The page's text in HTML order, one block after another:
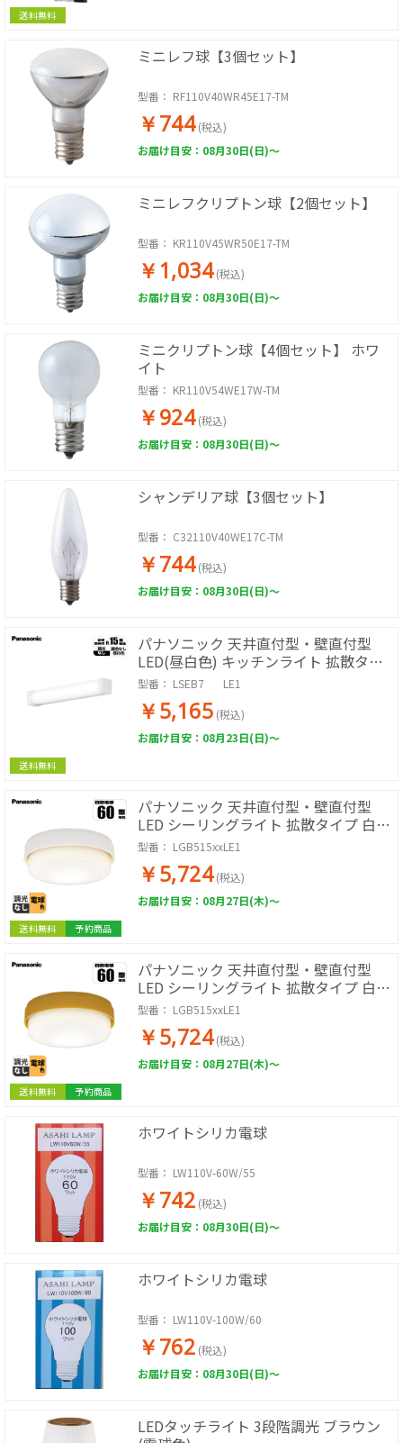
送料無料
ミニレフ球【3個セット】
型番： RF110V40WR45E17-TM
￥744 (税込)
お届け目安：08月30日(日)～
ミニレフクリプトン球【2個セット】
型番： KR110V45WR50E17-TM
￥1,034 (税込)
お届け目安：08月30日(日)～
ミニクリプトン球【4個セット】 ホワ
イト
型番： KR110V54WE17W-TM
￥924 (税込)
お届け目安：08月30日(日)～
シャンデリア球【3個セット】
型番： C32110V40WE17C-TM
￥744 (税込)
お届け目安：08月30日(日)～
送料無料
パナソニック 天井直付型・壁直付型
LED(昼白色) キッチンライト 拡散タイ
プ・両面化粧タイプ 直管形蛍光灯1灯
器具相当
型番： LSEB7___LE1
￥5,165 (税込)
お届け目安：08月23日(日)～
送料無料 予約商品
パナソニック 天井直付型・壁直付型
LED シーリングライト 拡散タイプ 白熱
電球60形1灯器具相当
型番： LGB515xxLE1
￥5,724 (税込)
お届け目安：08月27日(木)～
送料無料 予約商品
パナソニック 天井直付型・壁直付型
LED シーリングライト 拡散タイプ 白熱
電球60形1灯器具相当
型番： LGB515xxLE1
￥5,724 (税込)
お届け目安：08月27日(木)～
ホワイトシリカ電球
型番： LW110V-60W/55
￥742 (税込)
お届け目安：08月30日(日)～
ホワイトシリカ電球
型番： LW110V-100W/60
￥762 (税込)
お届け目安：08月30日(日)～
LEDタッチライト 3段階調光 ブラウン